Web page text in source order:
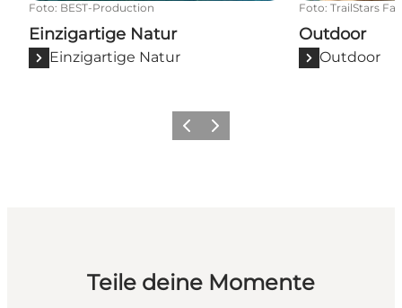
Foto: BEST-Production
Einzigartige Natur
Einzigartige Natur
Foto: TrailStars
Outdoor
Outdoor
ZurückWeiter
Teile deine Momente